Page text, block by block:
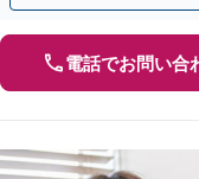
電話でお問い合